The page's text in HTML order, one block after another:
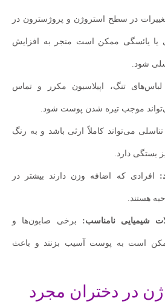
در سطح استروژن و پروژسترون در
یا یائسگی ممکن است منجر به افزایش
شود.
تنگ، اپیلاسیون مکرر و تماس
موجب تیره شدن پوست شود.
تناسلی می‌تواند کاملاً ارثی باشد و به رنگ
بستگی دارد.
افرادی که اضافه وزن دارند بیشتر در
هستند.
شیمیایی نامناسب: برخی صابون‌ها و
است به پوست آسیب بزنند و باعث
در دختران مجرد